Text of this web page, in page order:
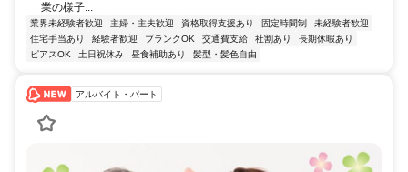
業の様子...
業界未経験者歓迎 主婦・主夫歓迎 資格取得支援あり 固定時間制
未経験者歓迎
住宅手当あり
経験者歓迎 ブランクOK 交通費支給 社割あり
長期休暇あり
ピアスOK
土日祝休み 昼食補助あり 髪型・髪色自由
アルバイト・パート